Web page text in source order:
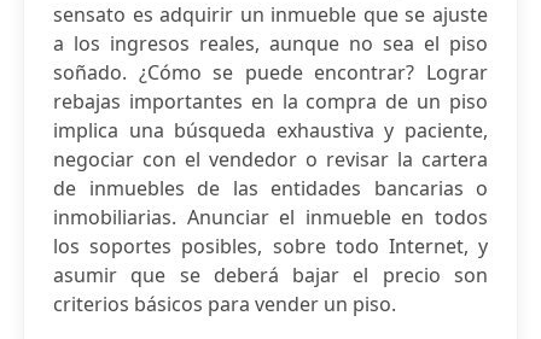
sensato es adquirir un inmueble que se ajuste
a los ingresos reales, aunque no sea el piso
soñado. ¿Cómo se puede encontrar? Lograr
rebajas importantes en la compra de un piso
implica una búsqueda exhaustiva y paciente,
negociar con el vendedor o revisar la cartera
de inmuebles de las entidades bancarias o
inmobiliarias. Anunciar el inmueble en todos
los soportes posibles, sobre todo Internet, y
asumir que se deberá bajar el precio son
criterios básicos para vender un piso.